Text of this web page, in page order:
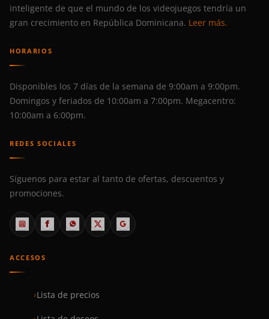
inteligente de que el mundo de los videojuegos tendría un
gran crecimiento en República Dominicana. Leer más.
HORARIOS
Disponibles los 7 días de la semana de 9:00am a 9:00pm.
Domingos y feriados de 10:00am a 7:00pm. Megacentro:
10:00am a 6:00pm.
REDES SOCIALES
Síguenos para estar al tanto de ofertas, descuentos y
promociones.
ACCESOS
Lista de precios